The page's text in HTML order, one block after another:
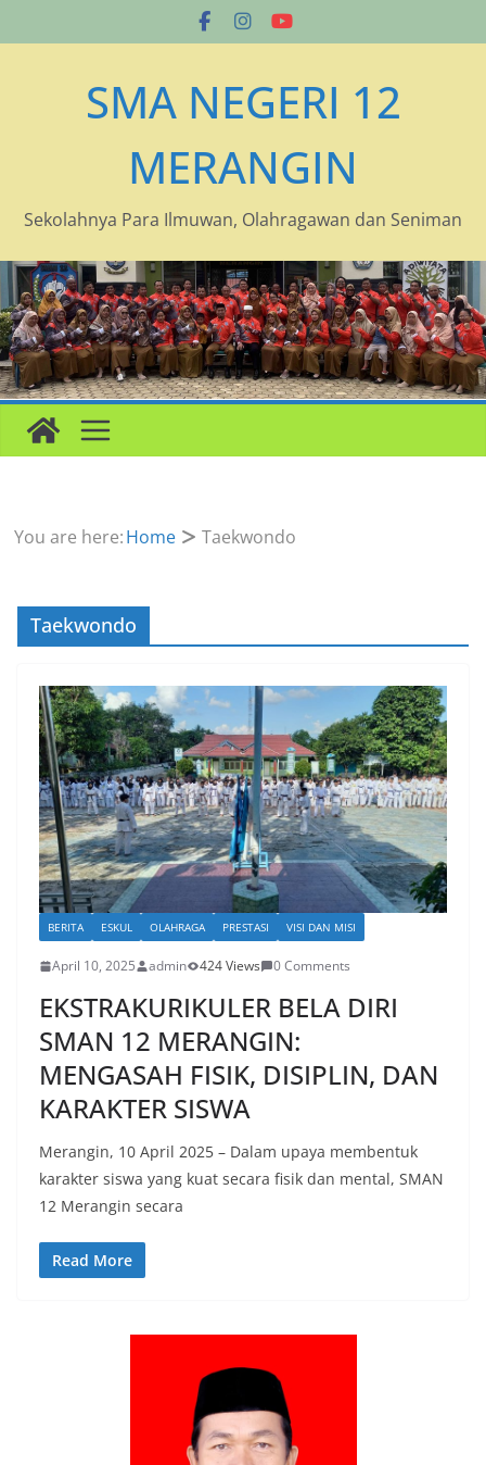
to
SMA NEGERI 12
MERANGIN
Sekolahnya Para Ilmuwan, Olahragawan dan Seniman
You are here:Home Taekwondo
Taekwondo
BERITA ESKUL OLAHRAGA PRESTASI VISI DAN MISI
April 10, 2025 admin 424 Views 0 Comments
EKSTRAKURIKULER BELA DIRI
SMAN 12 MERANGIN:
MENGASAH FISIK, DISIPLIN, DAN
KARAKTER SISWA
Merangin, 10 April 2025 – Dalam upaya membentuk
karakter siswa yang kuat secara fisik dan mental, SMAN
12 Merangin secara
Read More